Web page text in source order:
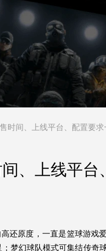
时间、上线平台、配置要求
、上线平台
还原度，一直是篮球游戏
梦幻球队模式可集结传奇